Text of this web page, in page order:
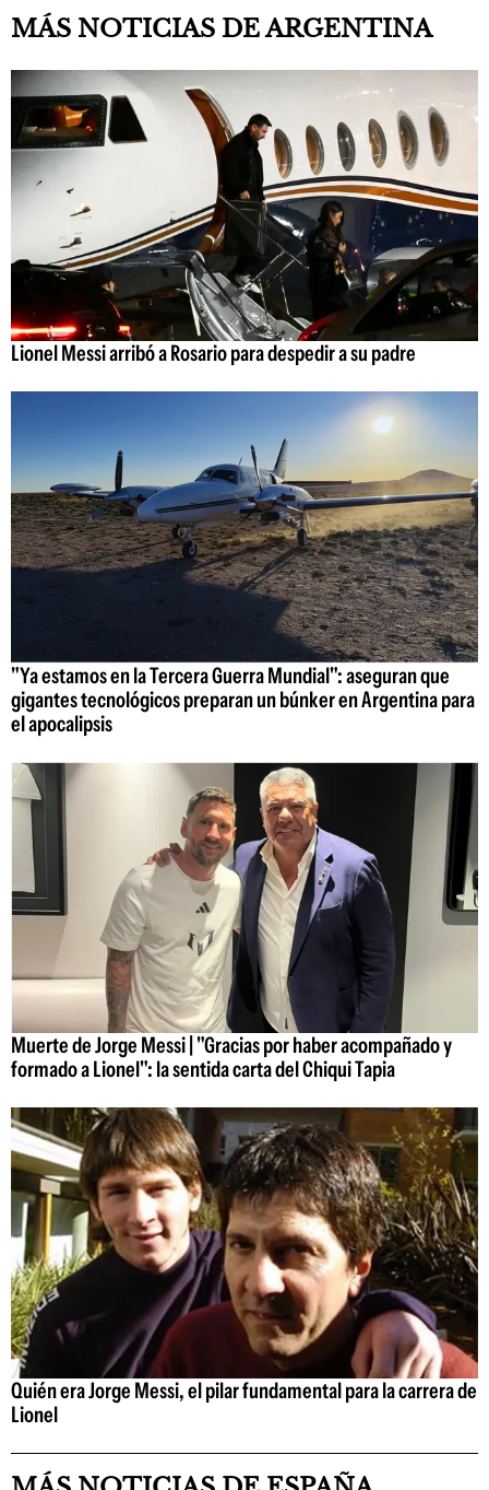
MÁS NOTICIAS DE ARGENTINA
Lionel Messi arribó a Rosario para despedir a su padre
"Ya estamos en la Tercera Guerra Mundial": aseguran que
gigantes tecnológicos preparan un búnker en Argentina para
el apocalipsis
Muerte de Jorge Messi | "Gracias por haber acompañado y
formado a Lionel": la sentida carta del Chiqui Tapia
Quién era Jorge Messi, el pilar fundamental para la carrera de
Lionel